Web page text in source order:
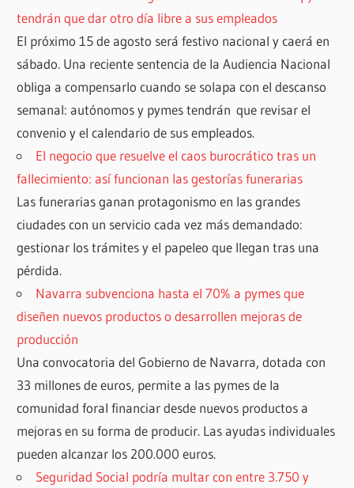
tendrán que dar otro día libre a sus empleados
El próximo 15 de agosto será festivo nacional y caerá en
sábado. Una reciente sentencia de la Audiencia Nacional
obliga a compensarlo cuando se solapa con el descanso
semanal: autónomos y pymes tendrán que revisar el
convenio y el calendario de sus empleados.
El negocio que resuelve el caos burocrático tras un
fallecimiento: así funcionan las gestorías funerarias
Las funerarias ganan protagonismo en las grandes
ciudades con un servicio cada vez más demandado:
gestionar los trámites y el papeleo que llegan tras una
pérdida.
Navarra subvenciona hasta el 70% a pymes que
diseñen nuevos productos o desarrollen mejoras de
producción
Una convocatoria del Gobierno de Navarra, dotada con
33 millones de euros, permite a las pymes de la
comunidad foral financiar desde nuevos productos a
mejoras en su forma de producir. Las ayudas individuales
pueden alcanzar los 200.000 euros.
Seguridad Social podría multar con entre 3.750 y